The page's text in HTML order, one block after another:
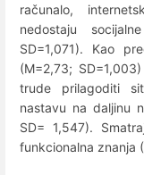
računalo,
nedostaju
SD=1,071). Kao
(M=2,73;
trude prilagoditi
nastavu na daljinu
SD= 1,547).
funkcionalna znanja